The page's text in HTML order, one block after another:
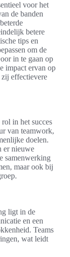
voor het
de banden
betere
tips en
om de
in te gaan op
impact ervan op
effectievere
in het succes
van teamwork,
doelen.
er nieuwe
samenwerking
maar ook bij
ligt in de
en een
Teams
wat leidt